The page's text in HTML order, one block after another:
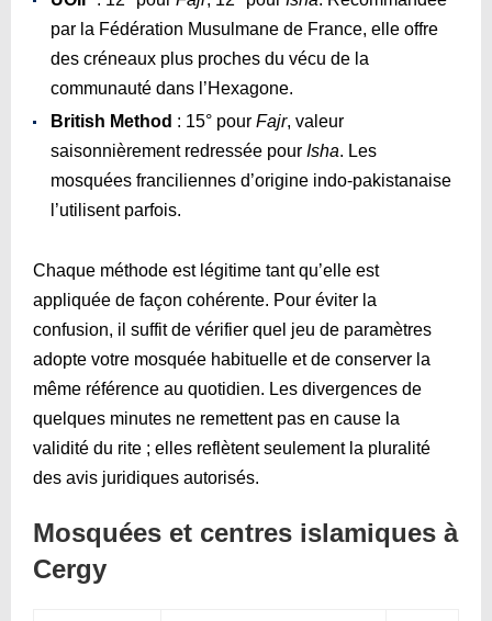
par la Fédération Musulmane de France, elle offre
des créneaux plus proches du vécu de la
communauté dans l’Hexagone.
British Method : 15° pour Fajr, valeur
saisonnièrement redressée pour Isha. Les
mosquées franciliennes d’origine indo-pakistanaise
l’utilisent parfois.
Chaque méthode est légitime tant qu’elle est
appliquée de façon cohérente. Pour éviter la
confusion, il suffit de vérifier quel jeu de paramètres
adopte votre mosquée habituelle et de conserver la
même référence au quotidien. Les divergences de
quelques minutes ne remettent pas en cause la
validité du rite ; elles reflètent seulement la pluralité
des avis juridiques autorisés.
Mosquées et centres islamiques à
Cergy